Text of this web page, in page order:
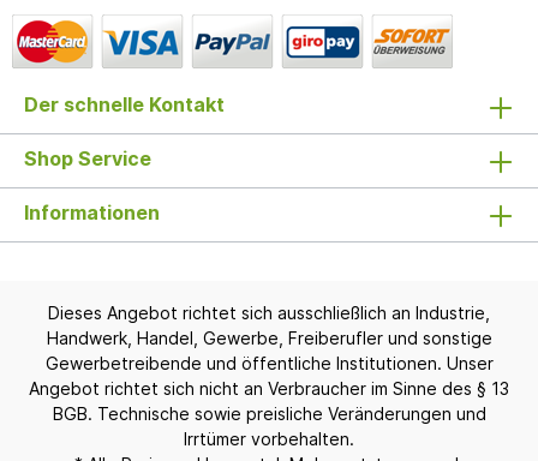
Der schnelle Kontakt
Shop Service
Informationen
Dieses Angebot richtet sich ausschließlich an Industrie,
Handwerk, Handel, Gewerbe, Freiberufler und sonstige
Gewerbetreibende und öffentliche Institutionen. Unser
Angebot richtet sich nicht an Verbraucher im Sinne des § 13
BGB. Technische sowie preisliche Veränderungen und
Irrtümer vorbehalten.